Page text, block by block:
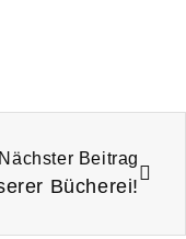
Nächster Beitrag
Bücherei!